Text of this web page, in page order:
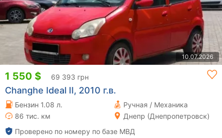
10.07.2026
1 550 $ 69 393 грн
Changhe Ideal II, 2010 г.в.
Бензин 1.08 л.
Ручная / Механика
86 тис. км
Днепр (Днепропетровск)
Проверено по номеру по базе МВД